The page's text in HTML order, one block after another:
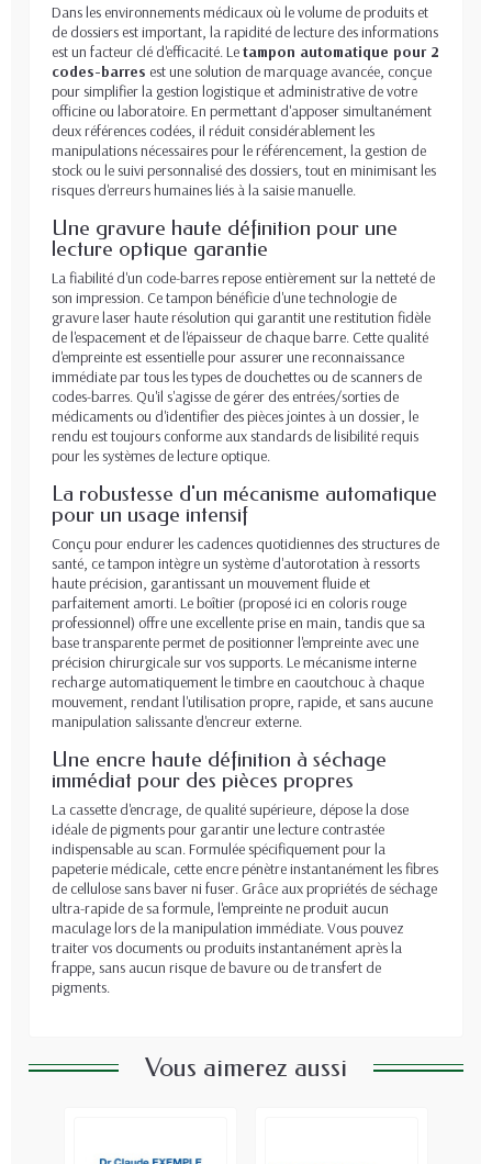
Dans les environnements médicaux où le volume de produits et
de dossiers est important, la rapidité de lecture des informations
est un facteur clé d'efficacité. Letampon automatique pour 2
codes-barres est une solution de marquage avancée, conçue
pour simplifier la gestion logistique et administrative de votre
officine ou laboratoire. En permettant d'apposer simultanément
deux références codées, il réduit considérablement les
manipulations nécessaires pour le référencement, la gestion de
stock ou le suivi personnalisé des dossiers, tout en minimisant les
risques d'erreurs humaines liés à la saisie manuelle.
Une gravure haute définition pour une
lecture optique garantie
La fiabilité d'un code-barres repose entièrement sur la netteté de
son impression. Ce tampon bénéficie d'une technologie de
gravure laser haute résolution qui garantit une restitution fidèle
de l'espacement et de l'épaisseur de chaque barre. Cette qualité
d'empreinte est essentielle pour assurer une reconnaissance
immédiate par tous les types de douchettes ou de scanners de
codes-barres. Qu'il s'agisse de gérer des entrées/sorties de
médicaments ou d'identifier des pièces jointes à un dossier, le
rendu est toujours conforme aux standards de lisibilité requis
pour les systèmes de lecture optique.
La robustesse d'un mécanisme automatique
pour un usage intensif
Conçu pour endurer les cadences quotidiennes des structures de
santé, ce tampon intègre un système d'autorotation à ressorts
haute précision, garantissant un mouvement fluide et
parfaitement amorti. Le boîtier (proposé ici en coloris rouge
professionnel) offre une excellente prise en main, tandis que sa
base transparente permet de positionner l'empreinte avec une
précision chirurgicale sur vos supports. Le mécanisme interne
recharge automatiquement le timbre en caoutchouc à chaque
mouvement, rendant l'utilisation propre, rapide, et sans aucune
manipulation salissante d'encreur externe.
Une encre haute définition à séchage
immédiat pour des pièces propres
La cassette d'encrage, de qualité supérieure, dépose la dose
idéale de pigments pour garantir une lecture contrastée
indispensable au scan. Formulée spécifiquement pour la
papeterie médicale, cette encre pénètre instantanément les fibres
de cellulose sans baver ni fuser. Grâce aux propriétés de séchage
ultra-rapide de sa formule, l'empreinte ne produit aucun
maculage lors de la manipulation immédiate. Vous pouvez
traiter vos documents ou produits instantanément après la
frappe, sans aucun risque de bavure ou de transfert de
pigments.
Vous aimerez aussi